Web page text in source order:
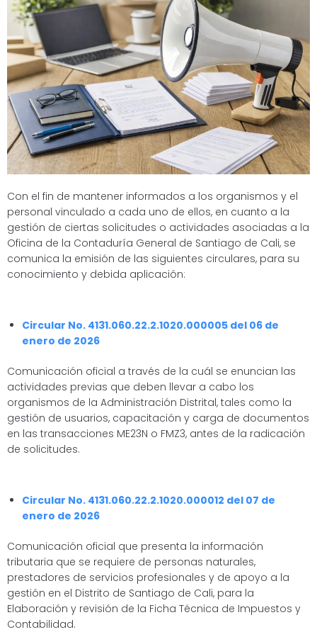
Con el fin de mantener informados a los organismos y el
personal vinculado a cada uno de ellos, en cuanto a la
gestión de ciertas solicitudes o actividades asociadas a la
Oficina de la Contaduría General de Santiago de Cali, se
comunica la emisión de las siguientes circulares, para su
conocimiento y debida aplicación:
Circular No. 4131.060.22.2.1020.000005 del 06 de
enero de 2026
Comunicación oficial a través de la cuál se enuncian las
actividades previas que deben llevar a cabo los
organismos de la Administración Distrital, tales como la
gestión de usuarios, capacitación y carga de documentos
en las transacciones ME23N o FMZ3, antes de la radicación
de solicitudes.
Circular No. 4131.060.22.2.1020.000012 del 07 de
enero de 2026
Comunicación oficial que presenta la información
tributaria que se requiere de personas naturales,
prestadores de servicios profesionales y de apoyo a la
gestión en el Distrito de Santiago de Cali, para la
Elaboración y revisión de la Ficha Técnica de Impuestos y
Contabilidad.